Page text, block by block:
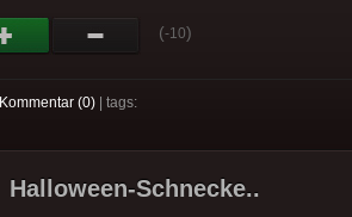
(-10)
Kommentar (0) | tags:
Halloween-Schnecke..